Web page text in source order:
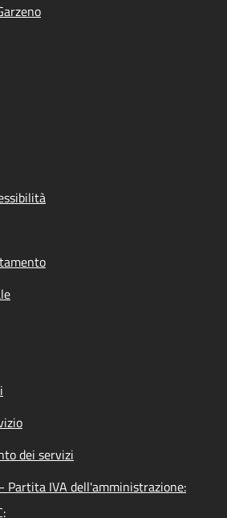
dei servizi
Partita IVA dell'amministrazione: